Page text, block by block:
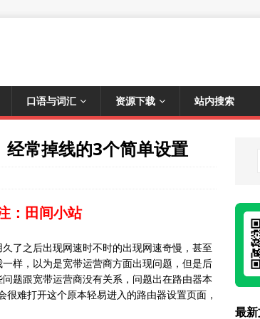
口语与词汇 资源下载 站内搜索
常掉线的3个简单设置
：田间小站
了之后出现网速时不时的出现网速奇慢，甚至
样，以为是宽带运营商方面出现问题，但是后
题跟宽带运营商没有关系，问题出在路由器本
难打开这个原本轻易进入的路由器设置页面，
最